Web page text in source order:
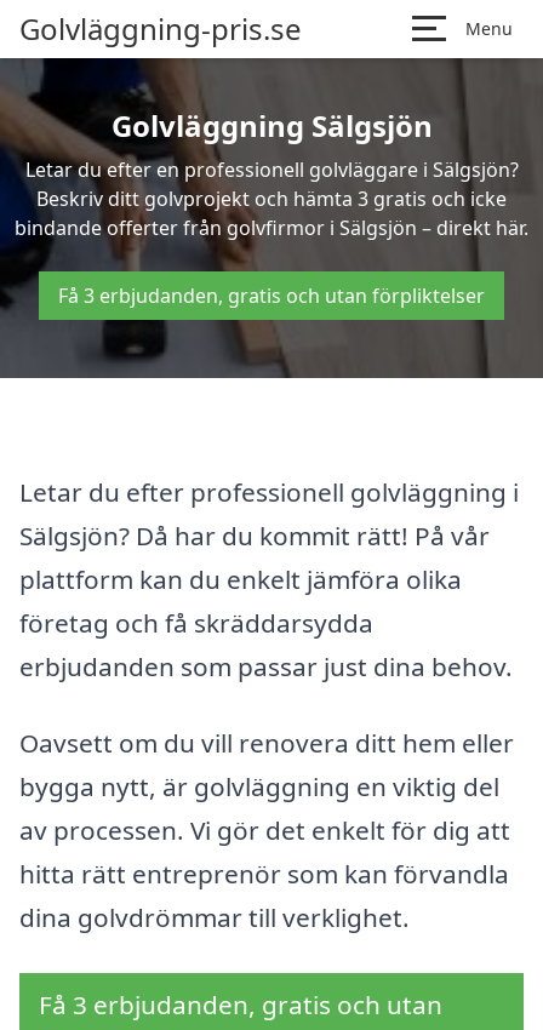
Golvläggning-pris.se Menu
Golvläggning Sälgsjön
Letar du efter en professionell golvläggare i Sälgsjön?
Beskriv ditt golvprojekt och hämta 3 gratis och icke
bindande offerter från golvfirmor i Sälgsjön – direkt här.
Få 3 erbjudanden, gratis och utan förpliktelser
Letar du efter professionell golvläggning i
Sälgsjön? Då har du kommit rätt! På vår
plattform kan du enkelt jämföra olika
företag och få skräddarsydda
erbjudanden som passar just dina behov.
Oavsett om du vill renovera ditt hem eller
bygga nytt, är golvläggning en viktig del
av processen. Vi gör det enkelt för dig att
hitta rätt entreprenör som kan förvandla
dina golvdrömmar till verklighet.
Få 3 erbjudanden, gratis och utan